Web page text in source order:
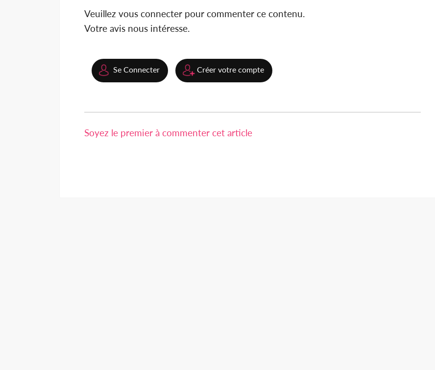
Veuillez vous connecter pour commenter ce contenu.
Votre avis nous intéresse.
Se Connecter Créer votre compte
Soyez le premier à commenter cet article